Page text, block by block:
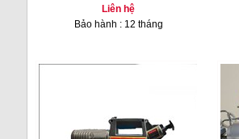
Liên hệ
Bảo hành : 12 tháng